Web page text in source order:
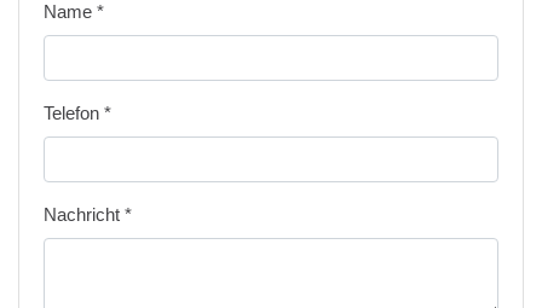
Name *
Telefon *
Nachricht *